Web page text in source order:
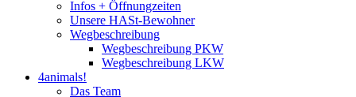
Infos + Öffnungzeiten
Unsere HASt-Bewohner
Wegbeschreibung
Wegbeschreibung PKW
Wegbeschreibung LKW
4animals!
Das Team